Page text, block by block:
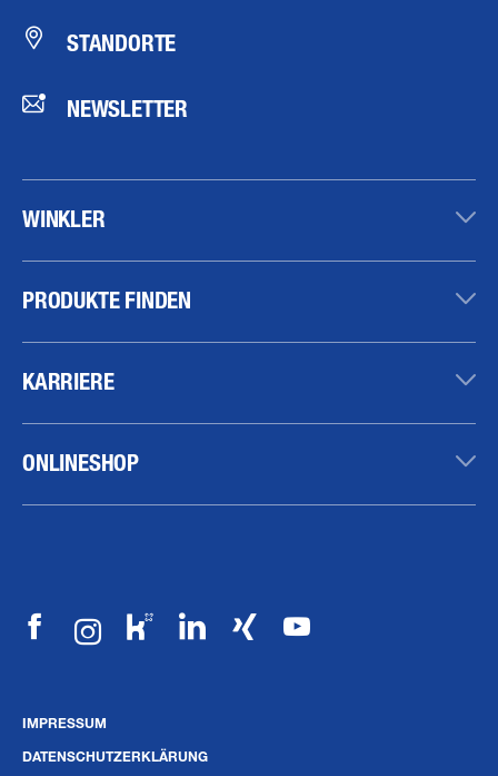
STANDORTE
NEWSLETTER
WINKLER
PRODUKTE FINDEN
KARRIERE
ONLINESHOP
IMPRESSUM
DATENSCHUTZERKLÄRUNG